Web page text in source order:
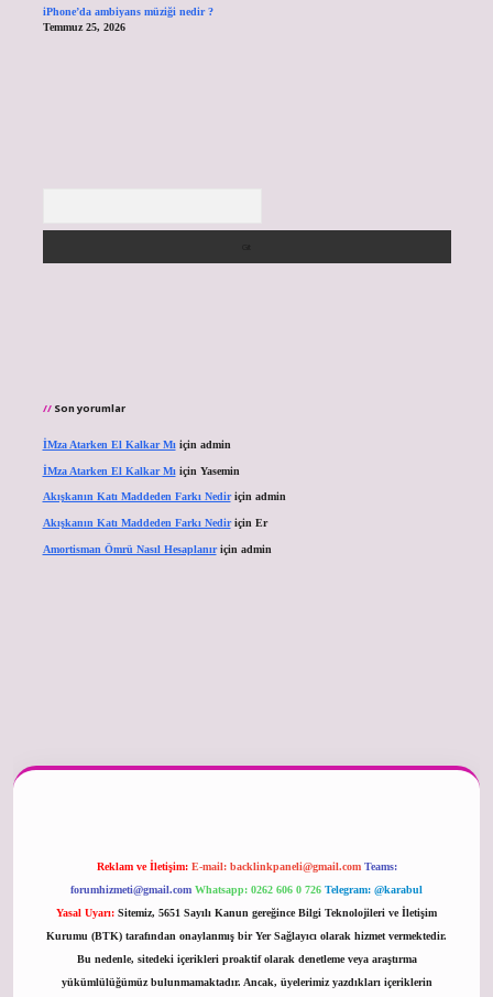
iPhone’da ambiyans müziği nedir ?
Temmuz 25, 2026
Son yorumlar
İMza Atarken El Kalkar Mıiçin admin
İMza Atarken El Kalkar Mıiçin Yasemin
Akışkanın Katı Maddeden Farkı Nediriçin admin
Akışkanın Katı Maddeden Farkı Nediriçin Er
Amortisman Ömrü Nasıl Hesaplanıriçin admin
Reklam ve İletişim: E-mail: backlinkpaneli@gmail.com Teams:
forumhizmeti@gmail.com Whatsapp: 0262 606 0 726 Telegram: @karabul
Yasal Uyarı: Sitemiz, 5651 Sayılı Kanun gereğince Bilgi Teknolojileri ve İletişim
Kurumu (BTK) tarafından onaylanmış bir Yer Sağlayıcı olarak hizmet vermektedir.
Bu nedenle, sitedeki içerikleri proaktif olarak denetleme veya araştırma
yükümlülüğümüz bulunmamaktadır. Ancak, üyelerimiz yazdıkları içeriklerin